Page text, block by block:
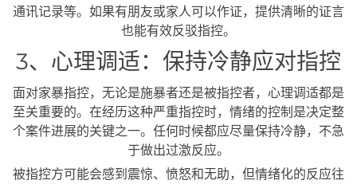
通讯记录等。如果有朋友或家人可以作证，提供清晰的证言
也能有效反驳指控。
3、心理调适：保持冷静应对指控
面对家暴指控，无论是施暴者还是被指控者，心理调适都是
至关重要的。在经历这种严重指控时，情绪的控制是决定整
个案件进展的关键之一。任何时候都应尽量保持冷静，不急
于做出过激反应。
被指控方可能会感到震惊、愤怒和无助，但情绪化的反应往